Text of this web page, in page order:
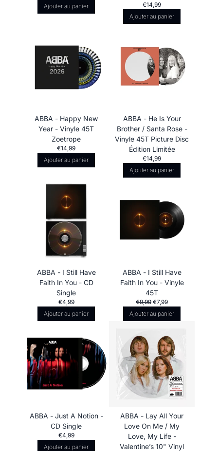
Ajouter au panier
€14,99
Ajouter au panier
ABBA - Happy New
Year - Vinyle 45T
Zoetrope
€14,99
Ajouter au panier
ABBA - He Is Your
Brother / Santa Rose -
Vinyle 45T Picture Disc
Édition Limitée
€14,99
Ajouter au panier
ABBA - I Still Have
Faith In You - CD
Single
€4,99
Ajouter au panier
ABBA - I Still Have
Faith In You - Vinyle
45T
€9,99 €7,99
Ajouter au panier
ABBA - Just A Notion -
CD Single
€4,99
Ajouter au panier
ABBA - Lay All Your
Love On Me / My
Love, My Life -
Valentine’s 10" Vinyl